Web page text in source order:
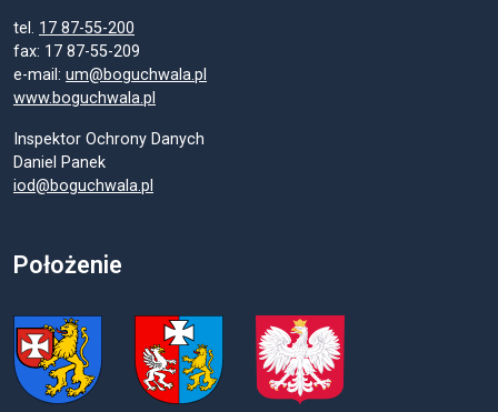
tel. 17 87-55-200
fax: 17 87-55-209
e-mail: um@boguchwala.pl
www.boguchwala.pl
Inspektor Ochrony Danych
Daniel Panek
iod@boguchwala.pl
Położenie